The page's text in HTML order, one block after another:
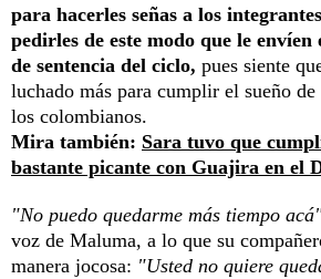
para hacerles señas a los
pedirles de este modo que le
de sentencia del ciclo, pues siente
luchado más para cumplir el sueño
los colombianos.
Mira también: Sara tuvo que
bastante picante con Guajira en el
"No puedo quedarme más tiempo
voz de Maluma, a lo que su
manera jocosa: "Usted no quiere